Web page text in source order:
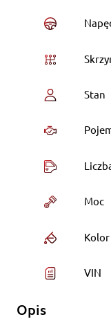
Stan
Moc
Kolor
VIN
Opis